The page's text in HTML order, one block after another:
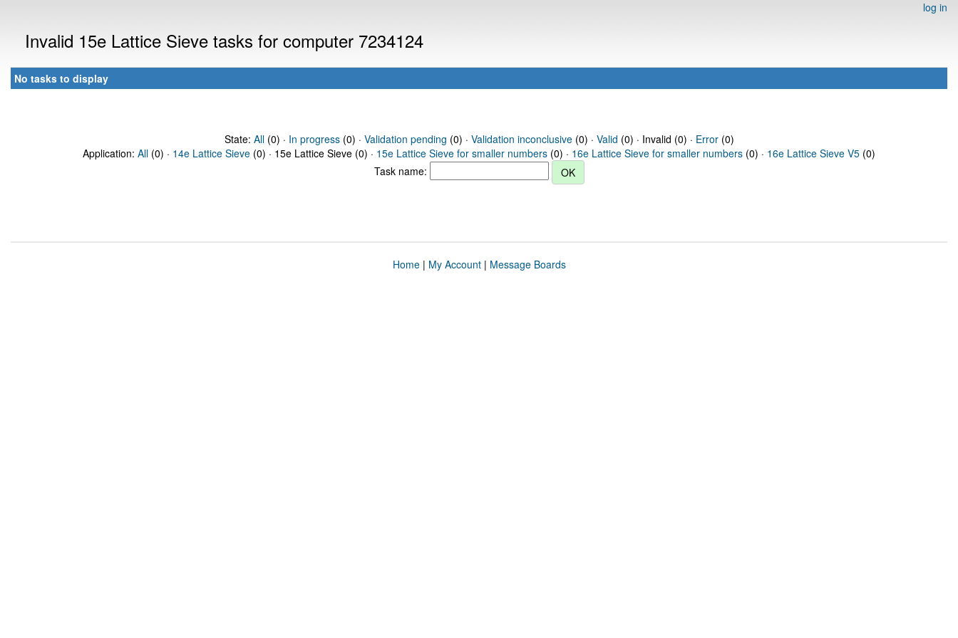
log in
Invalid 15e Lattice Sieve tasks for computer 7234124
No tasks to display
State: All(0) · In progress(0) · Validation pending (0) · Validation inconclusive(0) · Valid (0) · Invalid (0) · Error(0)
Application: All (0) · 14e Lattice Sieve (0) · 15e Lattice Sieve (0) · 15e Lattice Sieve for smaller numbers (0) · 16e Lattice Sieve for smaller numbers (0) · 16e Lattice Sieve V5 (0)
Task name:
Home| My Account| Message Boards